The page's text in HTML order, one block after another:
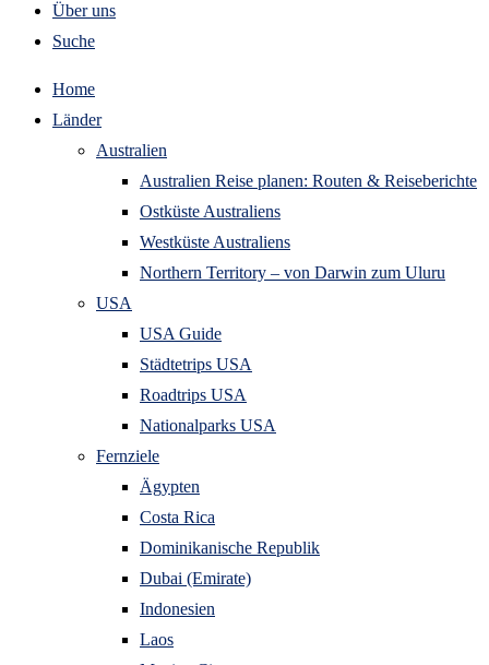
Über uns
Suche
Home
Länder
Australien
Australien Reise planen: Routen & Reiseberichte
Ostküste Australiens
Westküste Australiens
Northern Territory – von Darwin zum Uluru
USA
USA Guide
Städtetrips USA
Roadtrips USA
Nationalparks USA
Fernziele
Ägypten
Costa Rica
Dominikanische Republik
Dubai (Emirate)
Indonesien
Laos